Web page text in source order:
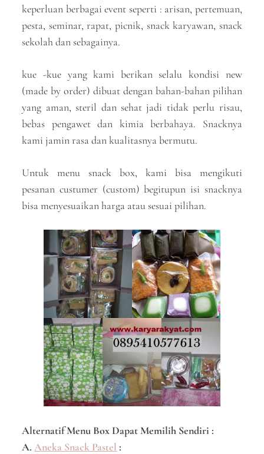
keperluan berbagai event seperti : arisan, pertemuan,
pesta, seminar, rapat, picnik, snack karyawan, snack
sekolah dan sebagainya.
kue -kue yang kami berikan selalu kondisi new
(made by order) dibuat dengan bahan-bahan pilihan
yang aman, steril dan sehat jadi tidak perlu risau,
bebas pengawet dan kimia berbahaya. Snacknya
kami jamin rasa dan kualitasnya bermutu.
Untuk menu snack box, kami bisa mengikuti
pesanan custumer (custom) begitupun isi snacknya
bisa menyesuaikan harga atau sesuai pilihan.
Alternatif Menu Box Dapat Memilih Sendiri :
A.Aneka Snack Pastel :